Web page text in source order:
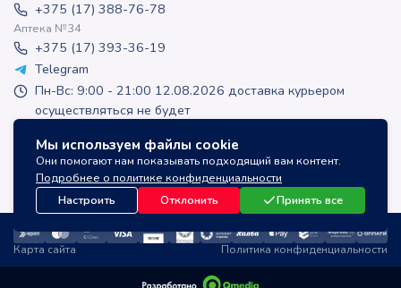
Мы используем файлы cookie
Они помогают нам показывать подходящий вам контент.
Подробнее о политике конфиденциальности
Настроить
Отклонить Принять все
+375 (17) 388-76-78
Аптека №34
+375 (17) 393-36-19
Telegram
Пн-Вс: 9:00 - 21:00 12.08.2026 доставка курьером
осуществляться не будет
inlek_apteka
inlek_apteka
Карта сайта Политика конфиденциальности